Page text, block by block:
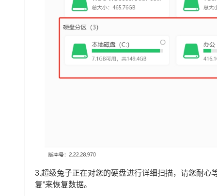
3.超级兔子正在对您的硬盘进行详细扫描，请您耐心
复”来恢复数据。